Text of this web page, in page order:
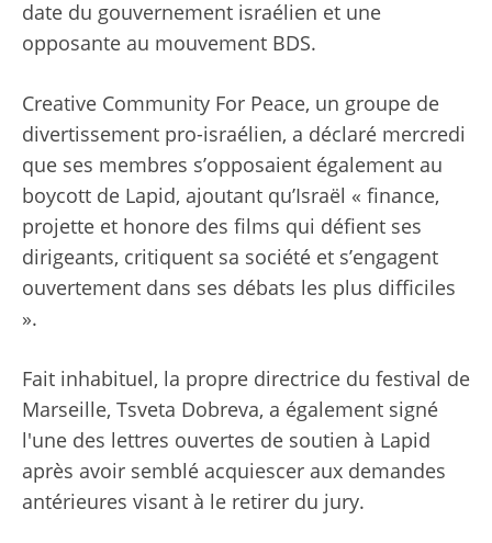
date du gouvernement israélien et une
opposante au mouvement BDS.
Creative Community For Peace, un groupe de
divertissement pro-israélien, a déclaré mercredi
que ses membres s’opposaient également au
boycott de Lapid, ajoutant qu’Israël « finance,
projette et honore des films qui défient ses
dirigeants, critiquent sa société et s’engagent
ouvertement dans ses débats les plus difficiles
».
Fait inhabituel, la propre directrice du festival de
Marseille, Tsveta Dobreva, a également signé
l'une des lettres ouvertes de soutien à Lapid
après avoir semblé acquiescer aux demandes
antérieures visant à le retirer du jury.